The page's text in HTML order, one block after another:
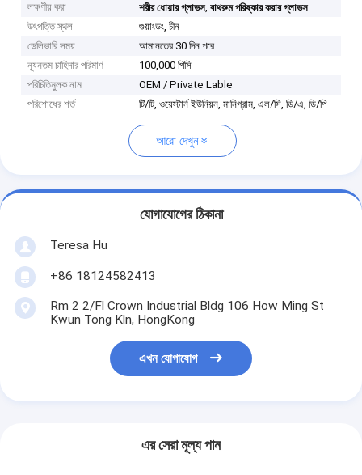
লক্ষণীয় করা শরীর ধোয়ার গ্লাভস,বাথরুম পরিষ্কার করার গ্লাভস
উৎপত্তি স্থল
গুয়াংডং, চীন
ডেলিভারি সময়
আমানতের 30 দিন পরে
ন্যূনতম চাহিদার পরিমাণ
100,000 পিসি
পরিচিতিমুলক নাম
OEM / Private Lable
পরিশোধের শর্ত
টি/টি, ওয়েস্টার্ন ইউনিয়ন, মানিগ্রাম, এল/সি, ডি/এ, ডি/পি
আরো দেখুন
যোগাযোগের ঠিকানা
Teresa Hu
+86 18124582413
Rm 2 2/Fl Crown Industrial Bldg 106 How Ming St
Kwun Tong Kln, HongKong
এখন যোগাযোগ
এর সেরা মূল্য পান